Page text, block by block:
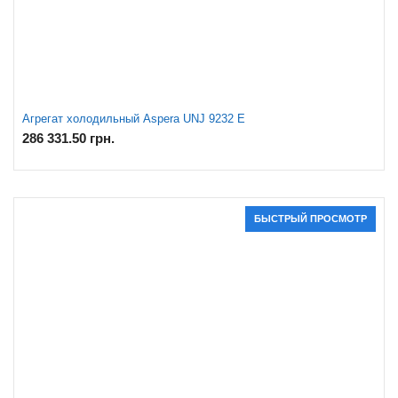
Агрегат холодильный Aspera UNJ 9232 E
286 331.50 грн.
БЫСТРЫЙ ПРОСМОТР